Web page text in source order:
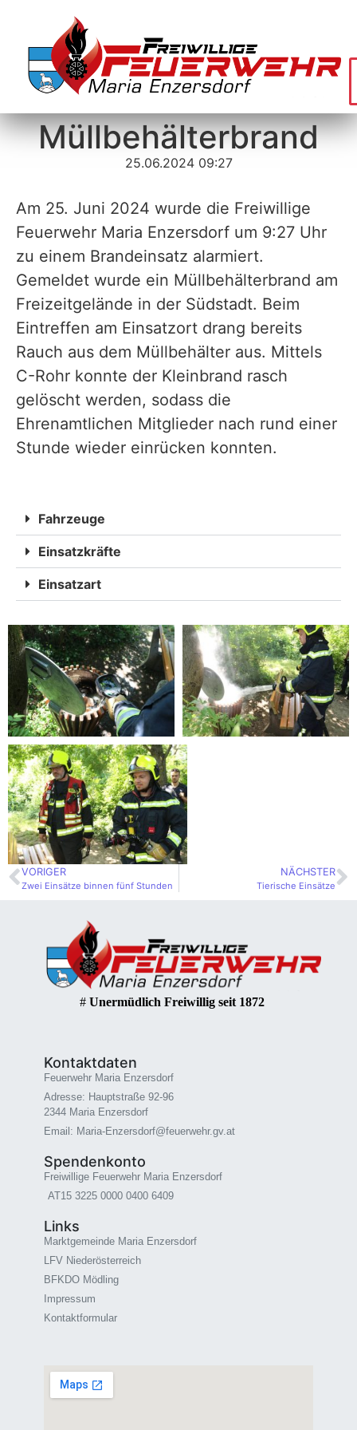
Müllbehälterbrand
25.06.2024 09:27
Am 25. Juni 2024 wurde die Freiwillige
Feuerwehr Maria Enzersdorf um 9:27 Uhr
zu einem Brandeinsatz alarmiert.
Gemeldet wurde ein Müllbehälterbrand am
Freizeitgelände in der Südstadt. Beim
Eintreffen am Einsatzort drang bereits
Rauch aus dem Müllbehälter aus. Mittels
C-Rohr konnte der Kleinbrand rasch
gelöscht werden, sodass die
Ehrenamtlichen Mitglieder nach rund einer
Stunde wieder einrücken konnten.
Fahrzeuge
Einsatzkräfte
Einsatzart
VORIGER
Zwei Einsätze binnen fünf Stunden
NÄCHSTER
Tierische Einsätze
# Unermüdlich Freiwillig seit 1872
Kontaktdaten
Feuerwehr Maria Enzersdorf
Adresse: Hauptstraße 92-96
2344 Maria Enzersdorf
Email: Maria-Enzersdorf@feuerwehr.gv.at
Spendenkonto
Freiwillige Feuerwehr Maria Enzersdorf
AT15 3225 0000 0400 6409
Links
Marktgemeinde Maria Enzersdorf
LFV Niederösterreich
BFKDO Mödling
Impressum
Kontaktformular